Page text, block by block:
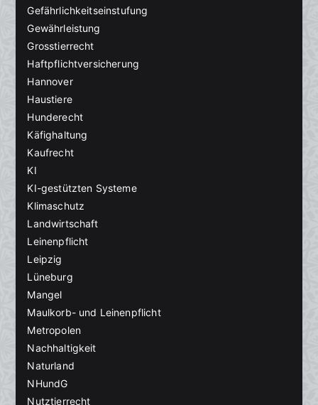
Gefährlichkeitseinstufung
Gewährleistung
Grosstierrecht
Haftpflichtversicherung
Hannover
Haustiere
Hunderecht
Käfighaltung
Kaufrecht
KI
KI-gestützten Systeme
Klimaschutz
Landwirtschaft
Leinenpflicht
Leipzig
Lüneburg
Mangel
Maulkorb- und Leinenpflicht
Metropolen
Nachhaltigkeit
Naturland
NHundG
Nutztierrecht